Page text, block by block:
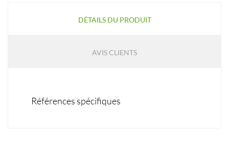
DÉTAILS DU PRODUIT
AVIS CLIENTS
Références spécifiques